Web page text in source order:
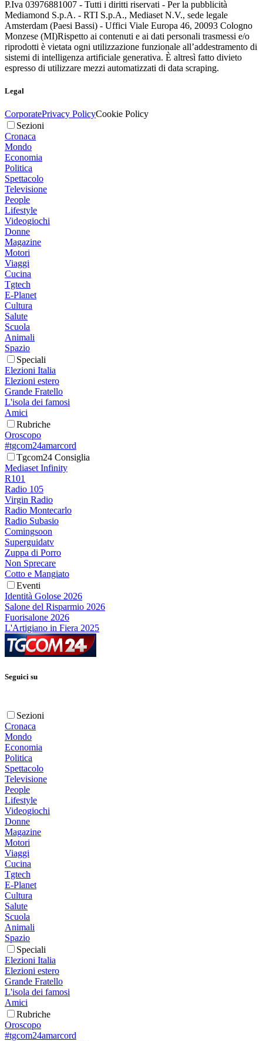
P.Iva 03976881007 - Tutti i diritti riservati - Per la pubblicità
Mediamond S.p.A. - RTI S.p.A., Mediaset N.V., sede legale
Amsterdam (Paesi Bassi) - Uffici Viale Europa 46, 20093 Cologno
Monzese (MI)Rispetto ai contenuti e ai dati personali trasmessi e/o
riprodotti è vietata ogni utilizzazione funzionale all’addestramento di
sistemi di intelligenza artificiale generativa. È altresì fatto divieto
espresso di utilizzare mezzi automatizzati di data scraping.
Legal
CorporatePrivacy PolicyCookie Policy
Sezioni
Cronaca
Mondo
Economia
Politica
Spettacolo
Televisione
People
Lifestyle
Videogiochi
Donne
Magazine
Motori
Viaggi
Cucina
Tgtech
E-Planet
Cultura
Salute
Scuola
Animali
Spazio
Speciali
Elezioni Italia
Elezioni estero
Grande Fratello
L'isola dei famosi
Amici
Rubriche
Oroscopo
#tgcom24amarcord
Tgcom24 Consiglia
Mediaset Infinity
R101
Radio 105
Virgin Radio
Radio Montecarlo
Radio Subasio
Comingsoon
Superguidatv
Zuppa di Porro
Non Sprecare
Cotto e Mangiato
Eventi
Identità Golose 2026
Salone del Risparmio 2026
Fuorisalone 2026
L'Artigiano in Fiera 2025
Seguici su
Sezioni
Cronaca
Mondo
Economia
Politica
Spettacolo
Televisione
People
Lifestyle
Videogiochi
Donne
Magazine
Motori
Viaggi
Cucina
Tgtech
E-Planet
Cultura
Salute
Scuola
Animali
Spazio
Speciali
Elezioni Italia
Elezioni estero
Grande Fratello
L'isola dei famosi
Amici
Rubriche
Oroscopo
#tgcom24amarcord